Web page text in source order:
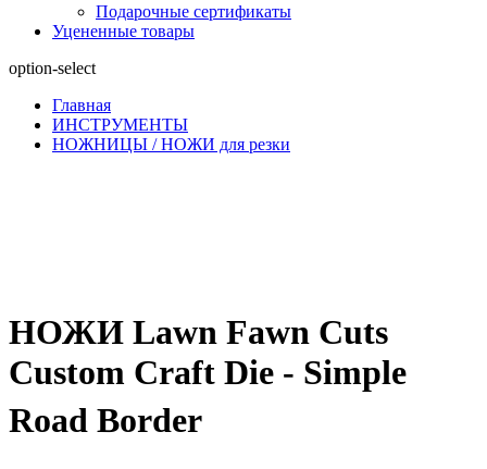
Подарочные сертификаты
Уцененные товары
option-select
Главная
ИНСТРУМЕНТЫ
НОЖНИЦЫ / НОЖИ для резки
НОЖИ Lawn Fawn Cuts
Custom Craft Die - Simple
Road Border